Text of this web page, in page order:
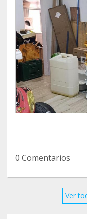
0 Comentarios
Ver